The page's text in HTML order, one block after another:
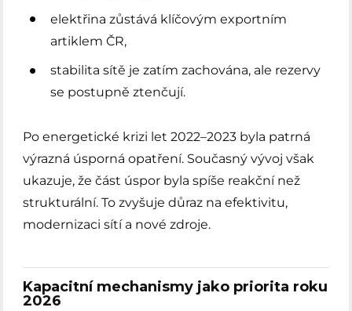
elektřina zůstává klíčovým exportním
artiklem ČR,
stabilita sítě je zatím zachována, ale rezervy
se postupně ztenčují.
Po energetické krizi let 2022–2023 byla patrná
výrazná úsporná opatření. Současný vývoj však
ukazuje, že část úspor byla spíše reakční než
strukturální. To zvyšuje důraz na efektivitu,
modernizaci sítí a nové zdroje.
Kapacitní mechanismy jako priorita roku
2026